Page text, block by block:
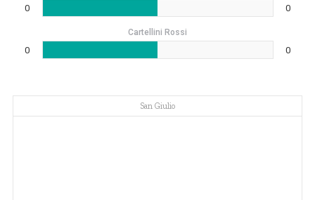
0 0
Cartellini Rossi
0 0
San Giulio